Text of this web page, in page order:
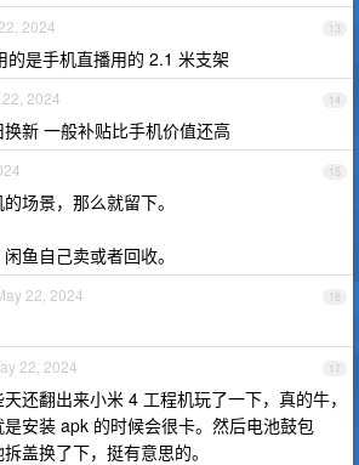
13
2024
的是手机直播用的 2.1 米支架
14
2024
新 一般补贴比手机价值还高
15
场景，那么就留下。
鱼自己卖或者回收。
16
22, 2024
17
22, 2024
还翻出来小米 4 工程机玩了一下，真的牛，
安装 apk 的时候会很卡。然后电池鼓包
盖换了下，挺有意思的。